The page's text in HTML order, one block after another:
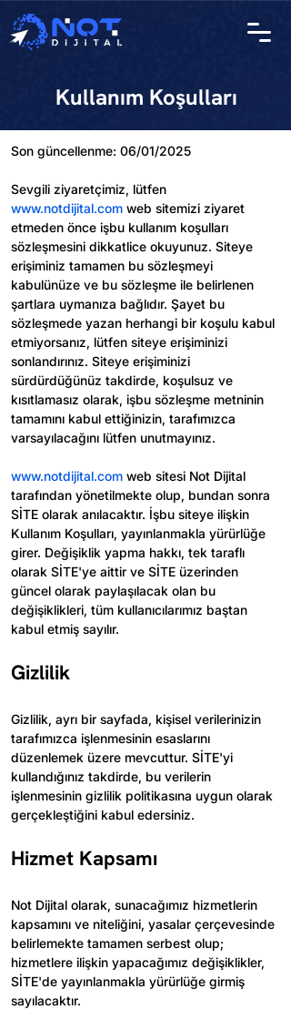
Kullanım Koşulları
Son güncellenme: 06/01/2025
Sevgili ziyaretçimiz, lütfen
www.notdijital.com web sitemizi ziyaret
etmeden önce işbu kullanım koşulları
sözleşmesini dikkatlice okuyunuz. Siteye
erişiminiz tamamen bu sözleşmeyi
kabulünüze ve bu sözleşme ile belirlenen
şartlara uymanıza bağlıdır. Şayet bu
sözleşmede yazan herhangi bir koşulu kabul
etmiyorsanız, lütfen siteye erişiminizi
sonlandırınız. Siteye erişiminizi
sürdürdüğünüz takdirde, koşulsuz ve
kısıtlamasız olarak, işbu sözleşme metninin
tamamını kabul ettiğinizin, tarafımızca
varsayılacağını lütfen unutmayınız.
www.notdijital.com web sitesi Not Dijital
tarafından yönetilmekte olup, bundan sonra
SİTE olarak anılacaktır. İşbu siteye ilişkin
Kullanım Koşulları, yayınlanmakla yürürlüğe
girer. Değişiklik yapma hakkı, tek taraflı
olarak SİTE'ye aittir ve SİTE üzerinden
güncel olarak paylaşılacak olan bu
değişiklikleri, tüm kullanıcılarımız baştan
kabul etmiş sayılır.
Gizlilik
Gizlilik, ayrı bir sayfada, kişisel verilerinizin
tarafımızca işlenmesinin esaslarını
düzenlemek üzere mevcuttur. SİTE'yi
kullandığınız takdirde, bu verilerin
işlenmesinin gizlilik politikasına uygun olarak
gerçekleştiğini kabul edersiniz.
Hizmet Kapsamı
Not Dijital olarak, sunacağımız hizmetlerin
kapsamını ve niteliğini, yasalar çerçevesinde
belirlemekte tamamen serbest olup;
hizmetlere ilişkin yapacağımız değişiklikler,
SİTE'de yayınlanmakla yürürlüğe girmiş
sayılacaktır.